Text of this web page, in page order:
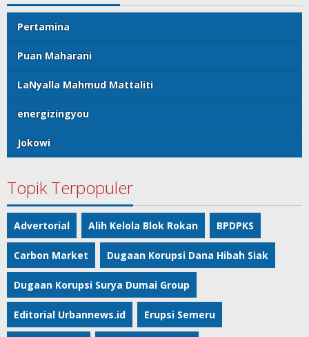
Pertamina
Puan Maharani
LaNyalla Mahmud Mattaliti
energizingyou
Jokowi
Topik Terpopuler
Advertorial Alih Kelola Blok Rokan BPDPKS
Carbon Market Dugaan Korupsi Dana Hibah Siak
Dugaan Korupsi Surya Dumai Group
Editorial Urbannews.id Erupsi Semeru